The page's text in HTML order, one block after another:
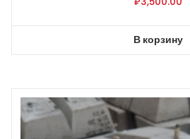
В корзину